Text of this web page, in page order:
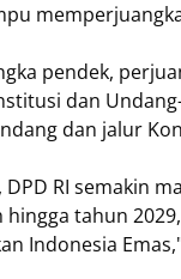
pendek,
dan
dan jalur
DPD RI semakin
hingga tahun
Indonesia